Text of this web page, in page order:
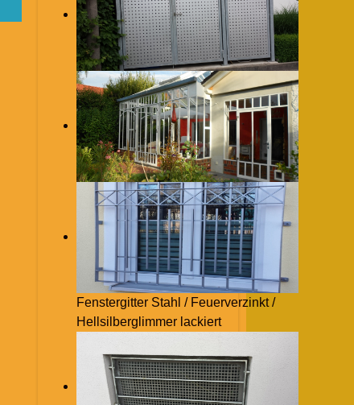
Fenstergitter Stahl / Feuerverzinkt /
Hellsilberglimmer lackiert